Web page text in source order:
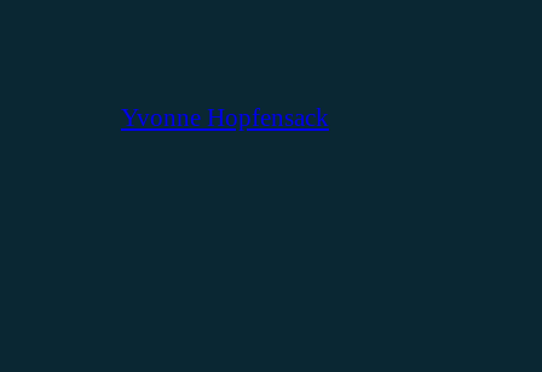
Yvonne Hopfensack